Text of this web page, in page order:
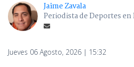
Jaime Zavala
Periodista de Deportes
Jueves 06 Agosto, 2026 | 15:32